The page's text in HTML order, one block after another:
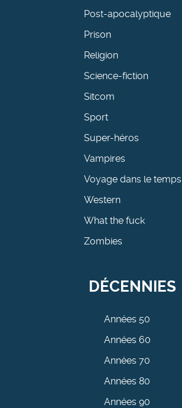
Post-apocalyptique
Prison
Religion
Science-fiction
Sitcom
Sport
Super-héros
Vampires
Voyage dans le temps
Western
What the fuck
Zombies
DÉCENNIES
Années 50
Années 60
Années 70
Années 80
Années 90